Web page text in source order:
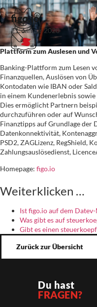
figo.io
21. Januar 2020
Plattform zum Auslesen und
Banking-Plattform zum Lesen
Finanzquellen, Auslösen von
Kontodaten wie IBAN oder
in einem Kundenerlebnis
Dies ermöglicht Partnern
durchzuführen oder auf
Finanztipps auf Grundlage der
Datenkonnektivität,
PSD2, ZAGLizenz, RegShield,
Zahlungsauslösedienst,
Homepage: figo.io
Weiterklicken …
Ist figo.io auf dem
Was gibt es auf
Gibt es einen
Zurück zur Übersicht
Du hast
FRAGEN?